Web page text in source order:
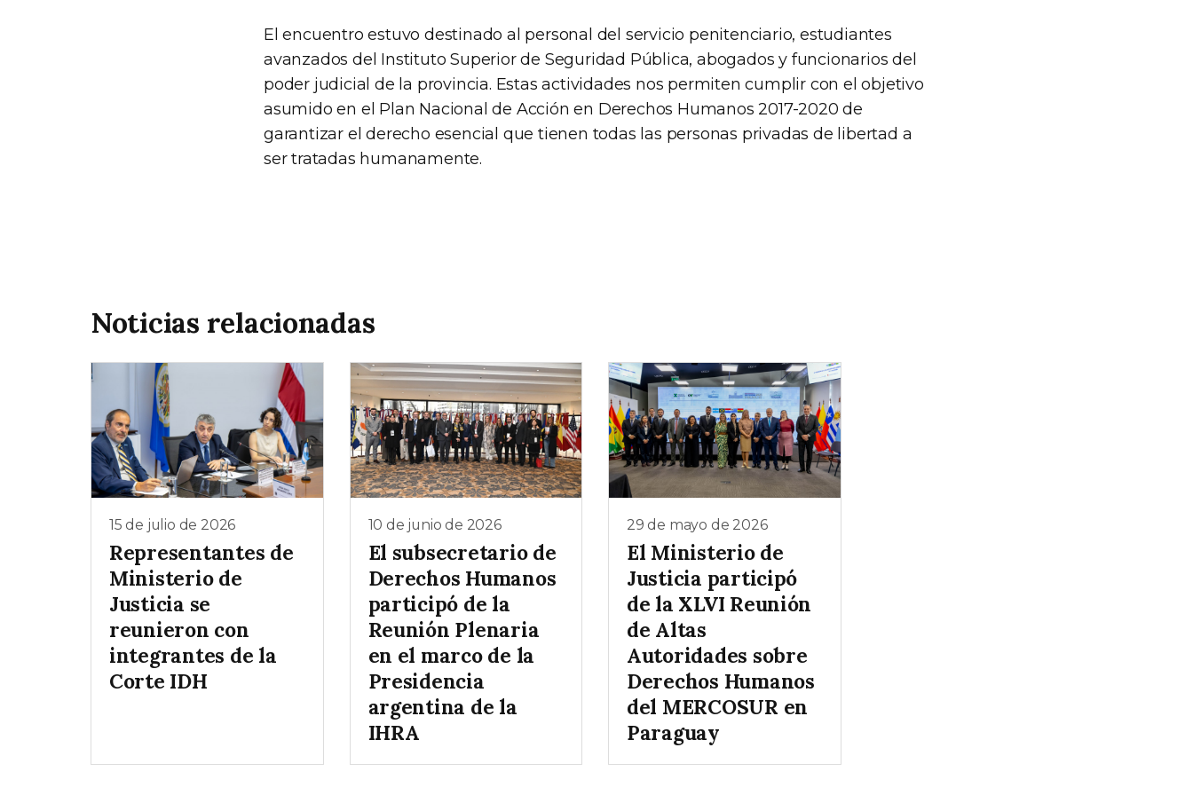
El encuentro estuvo destinado al personal del servicio penitenciario, estudiantes
avanzados del Instituto Superior de Seguridad Pública, abogados y funcionarios del
poder judicial de la provincia. Estas actividades nos permiten cumplir con el objetivo
asumido en el Plan Nacional de Acción en Derechos Humanos 2017-2020 de
garantizar el derecho esencial que tienen todas las personas privadas de libertad a
ser tratadas humanamente.
Noticias relacionadas
15 de julio de 2026
Representantes de
Ministerio de
Justicia se
reunieron con
integrantes de la
Corte IDH
10 de junio de 2026
El subsecretario de
Derechos Humanos
participó de la
Reunión Plenaria
en el marco de la
Presidencia
argentina de la
IHRA
29 de mayo de 2026
El Ministerio de
Justicia participó
de la XLVI Reunión
de Altas
Autoridades sobre
Derechos Humanos
del MERCOSUR en
Paraguay